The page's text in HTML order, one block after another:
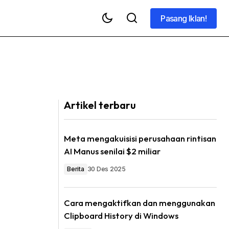
Pasang Iklan!
Artikel terbaru
Meta mengakuisisi perusahaan rintisan
AI Manus senilai $2 miliar
Berita 30 Des 2025
Cara mengaktifkan dan menggunakan
Clipboard History di Windows